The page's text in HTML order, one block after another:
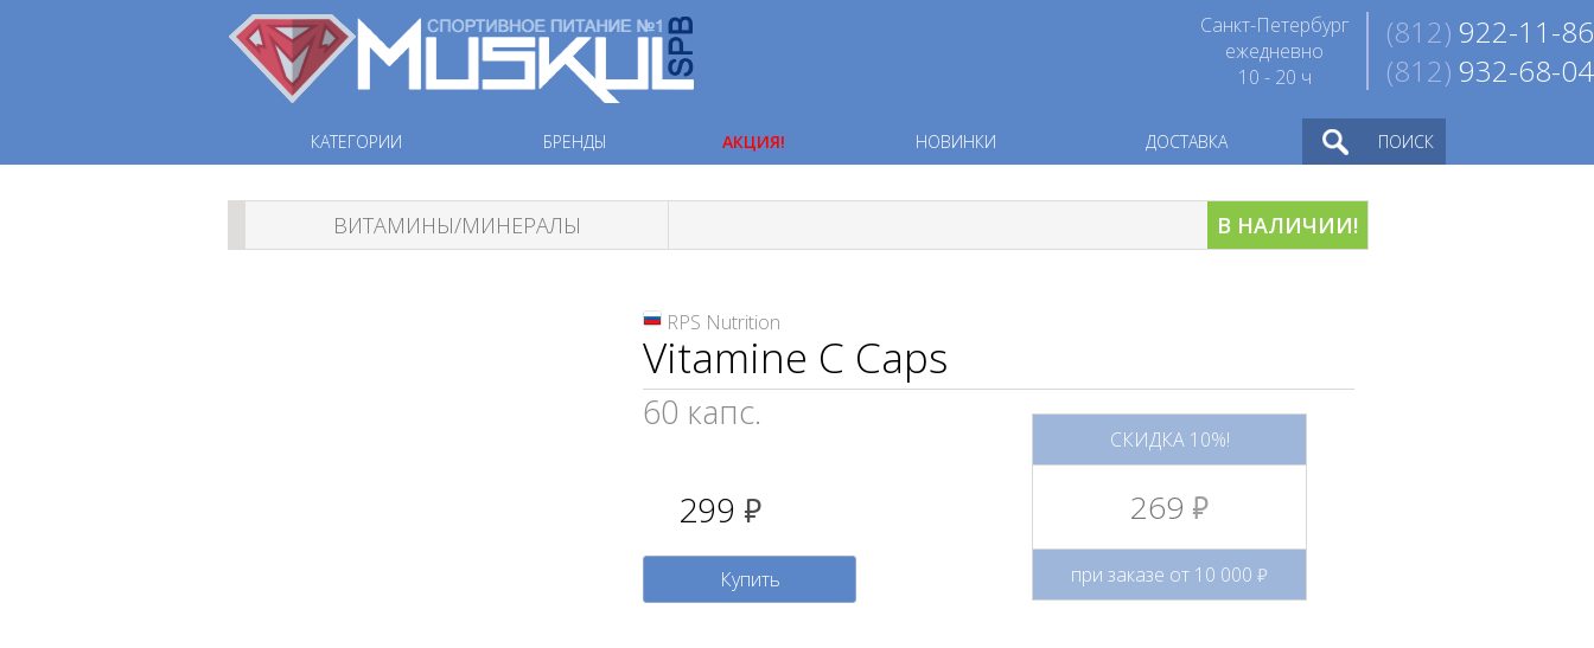
(812) 922-11-86
(812) 932-68-04
Санкт-Петербург
ежедневно
10 - 20 ч
КАТЕГОРИИ БРЕНДЫ АКЦИЯ! НОВИНКИ ДОСТАВКА ПОИСК
ВИТАМИНЫ/МИНЕРАЛЫ В НАЛИЧИИ!
RPS Nutrition
Vitamine C Caps
60 капс.
299 руб.
Купить
СКИДКА 10%!
269 руб.
при заказе от 10 000 руб.